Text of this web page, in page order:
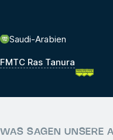
Saudi-Arabien
FMTC Ras Tanura
WAS SAGEN UNSERE